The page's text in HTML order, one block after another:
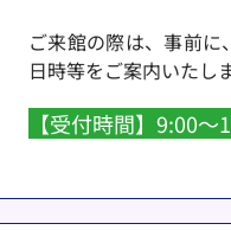
ご来館の際は、事前に
日時等をご案内いたしま
【受付時間】9:00～